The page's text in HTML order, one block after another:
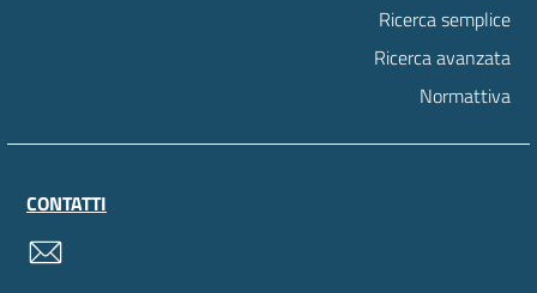
Ricerca semplice
Ricerca avanzata
Normattiva
CONTATTI